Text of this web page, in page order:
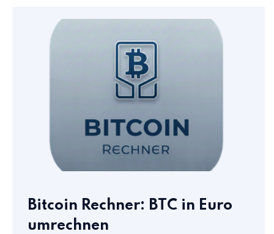
Bitcoin Rechner: BTC in Euro
umrechnen